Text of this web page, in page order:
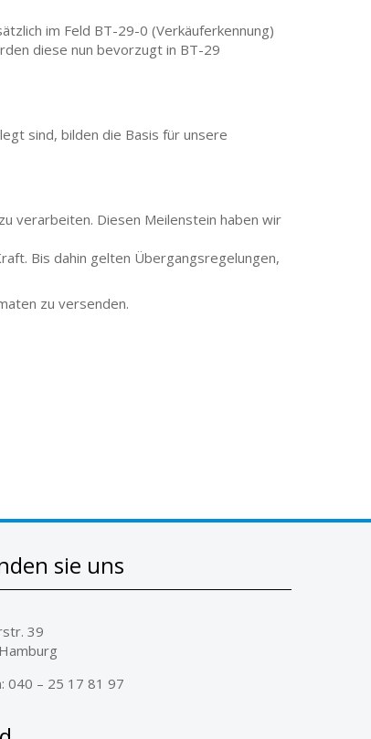
im Feld BT-29-0 (Verkäuferkennung)
diese nun bevorzugt in BT-29
sind, bilden die Basis für unsere
verarbeiten. Diesen Meilenstein haben wir
Bis dahin gelten Übergangsregelungen,
zu versenden.
sie uns
39
040 – 25 17 81 97